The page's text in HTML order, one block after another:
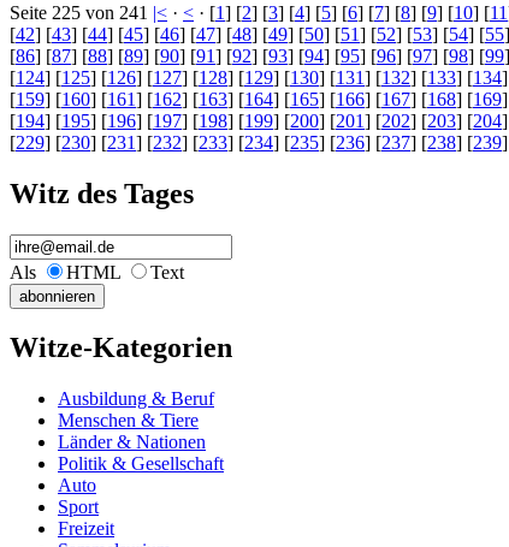
Seite 225 von 241 |< · < · [1] [2] [3] [4] [5] [6] [7] [8] [9] [10] [11
[42] [43] [44] [45] [46] [47] [48] [49] [50] [51] [52] [53] [54] [55
[86] [87] [88] [89] [90] [91] [92] [93] [94] [95] [96] [97] [98] [99
[124] [125] [126] [127] [128] [129] [130] [131] [132] [133] [134
[159] [160] [161] [162] [163] [164] [165] [166] [167] [168] [169
[194] [195] [196] [197] [198] [199] [200] [201] [202] [203] [204
[229] [230] [231] [232] [233] [234] [235] [236] [237] [238] [239
Witz des Tages
Als HTML Text
Witze-Kategorien
Ausbildung & Beruf
Menschen & Tiere
Länder & Nationen
Politik & Gesellschaft
Auto
Sport
Freizeit